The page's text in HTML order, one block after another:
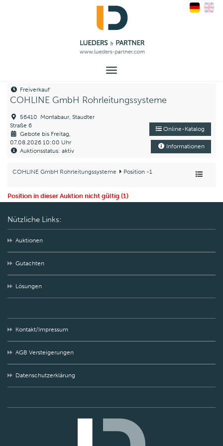
Toggle
Freiverkauf
COHLINE GmbH Rohrleitungssysteme
56410 Montabaur, Staudter
Straße 6
Gebote bis Freitag,
07.08.2026 10:00 Uhr
Auktionsstatus: aktiv
Online-Katalog
Informationen
COHLINE GmbH Rohrleitungssysteme Position -1
Position in dieser Auktion nicht gültig (1)
Nützliche Links:
Auktionen
Gutachten
Lösungen
Kontakt/Impressum
AGB Versteigerungen
Datenschutzerklärung